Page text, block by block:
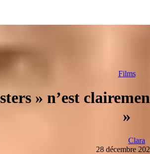
Films
» n’est
»
Clara
28 décembre